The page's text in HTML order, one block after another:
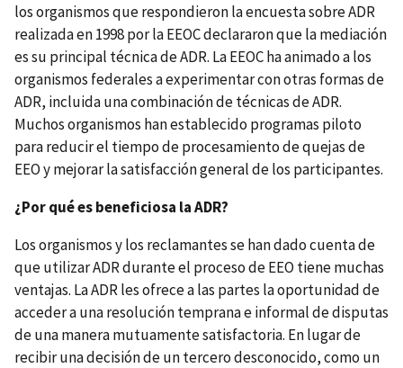
los organismos que respondieron la encuesta sobre ADR
realizada en 1998 por la EEOC declararon que la mediación
es su principal técnica de ADR. La EEOC ha animado a los
organismos federales a experimentar con otras formas de
ADR, incluida una combinación de técnicas de ADR.
Muchos organismos han establecido programas piloto
para reducir el tiempo de procesamiento de quejas de
EEO y mejorar la satisfacción general de los participantes.
¿Por qué es beneficiosa la ADR?
Los organismos y los reclamantes se han dado cuenta de
que utilizar ADR durante el proceso de EEO tiene muchas
ventajas. La ADR les ofrece a las partes la oportunidad de
acceder a una resolución temprana e informal de disputas
de una manera mutuamente satisfactoria. En lugar de
recibir una decisión de un tercero desconocido, como un